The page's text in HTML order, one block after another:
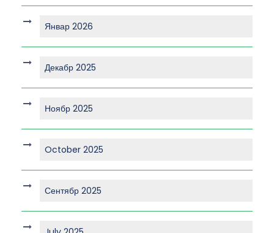
Январ 2026
Декабр 2025
Ноябр 2025
October 2025
Сентябр 2025